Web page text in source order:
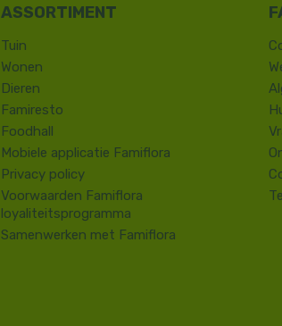
Tuin
Wonen
Dieren
Famiresto
Foodhall
Mobiele applicatie Famiflora
Privacy policy
Voorwaarden Famiflora
loyaliteitsprogramma
Samenwerken met Famiflora